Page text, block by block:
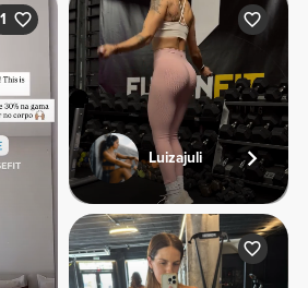
1
Luizajuli